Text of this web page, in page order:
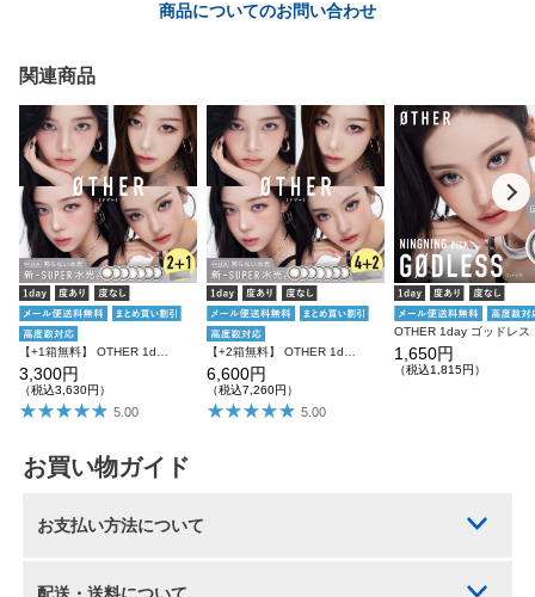
商品についてのお問い合わせ
関連商品
3,300円
（税込3,630円）
5.00
6,600円
（税込7,260円）
5.00
1,650円
（税込1,815円）
お買い物ガイド
お支払い方法について